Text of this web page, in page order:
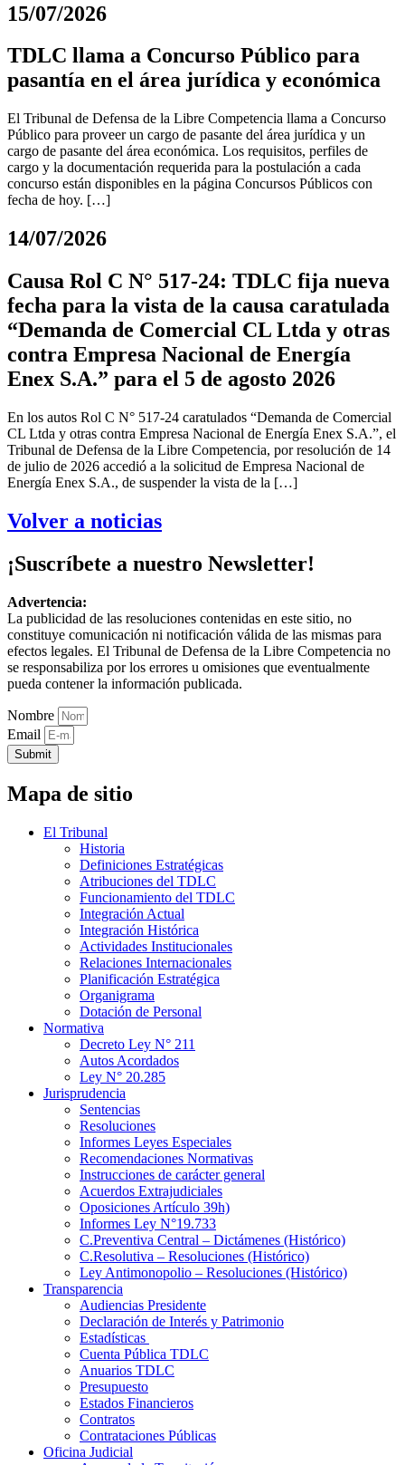
15/07/2026
TDLC llama a Concurso Público para
pasantía en el área jurídica y económica
El Tribunal de Defensa de la Libre Competencia llama a Concurso
Público para proveer un cargo de pasante del área jurídica y un
cargo de pasante del área económica. Los requisitos, perfiles de
cargo y la documentación requerida para la postulación a cada
concurso están disponibles en la página Concursos Públicos con
fecha de hoy. […]
14/07/2026
Causa Rol C N° 517-24: TDLC fija nueva
fecha para la vista de la causa caratulada
“Demanda de Comercial CL Ltda y otras
contra Empresa Nacional de Energía
Enex S.A.” para el 5 de agosto 2026
En los autos Rol C N° 517-24 caratulados “Demanda de Comercial
CL Ltda y otras contra Empresa Nacional de Energía Enex S.A.”, el
Tribunal de Defensa de la Libre Competencia, por resolución de 14
de julio de 2026 accedió a la solicitud de Empresa Nacional de
Energía Enex S.A., de suspender la vista de la […]
Volver a noticias
¡Suscríbete a nuestro Newsletter!
Advertencia:
La publicidad de las resoluciones contenidas en este sitio, no
constituye comunicación ni notificación válida de las mismas para
efectos legales. El Tribunal de Defensa de la Libre Competencia no
se responsabiliza por los errores u omisiones que eventualmente
pueda contener la información publicada.
Nombre
Email
Submit
Mapa de sitio
El Tribunal
Historia
Definiciones Estratégicas
Atribuciones del TDLC
Funcionamiento del TDLC
Integración Actual
Integración Histórica
Actividades Institucionales
Relaciones Internacionales
Planificación Estratégica
Organigrama
Dotación de Personal
Normativa
Decreto Ley N° 211
Autos Acordados
Ley N° 20.285
Jurisprudencia
Sentencias
Resoluciones
Informes Leyes Especiales
Recomendaciones Normativas
Instrucciones de carácter general
Acuerdos Extrajudiciales
Oposiciones Artículo 39h)
Informes Ley N°19.733
C.Preventiva Central – Dictámenes (Histórico)
C.Resolutiva – Resoluciones (Histórico)
Ley Antimonopolio – Resoluciones (Histórico)
Transparencia
Audiencias Presidente
Declaración de Interés y Patrimonio
Estadísticas
Cuenta Pública TDLC
Anuarios TDLC
Presupuesto
Estados Financieros
Contratos
Contrataciones Públicas
Oficina Judicial